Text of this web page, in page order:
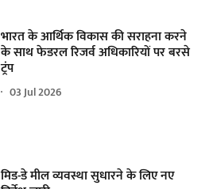
भारत के आर्थिक विकास की सराहना करने
के साथ फेडरल रिजर्व अधिकारियों पर बरसे
ट्रंप
03 Jul 2026
मिड-डे मील व्यवस्था सुधारने के लिए नए